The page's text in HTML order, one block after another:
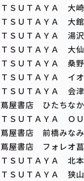
ＴＳＵＴＡＹＡ 大
ＴＳＵＴＡＹＡ 大
ＴＳＵＴＡＹＡ 湯
ＴＳＵＴＡＹＡ 大
ＴＳＵＴＡＹＡ 桑
ＴＳＵＴＡＹＡ イ
ＴＳＵＴＡＹＡ 会
蔦屋書店 ひたちな
ＴＳＵＴＡＹＡ Ｏ
蔦屋書店 前橋みな
蔦屋書店 フォレオ
ＴＳＵＴＡＹＡ 北
ＴＳＵＴＡＹＡ 狭